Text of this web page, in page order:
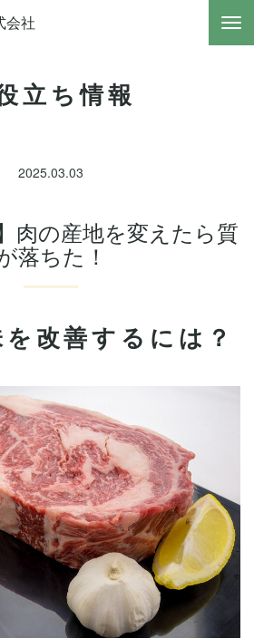
会社
立ち情報
2025.03.03
肉の産地を変えたら質
落ちた！
改善するには？